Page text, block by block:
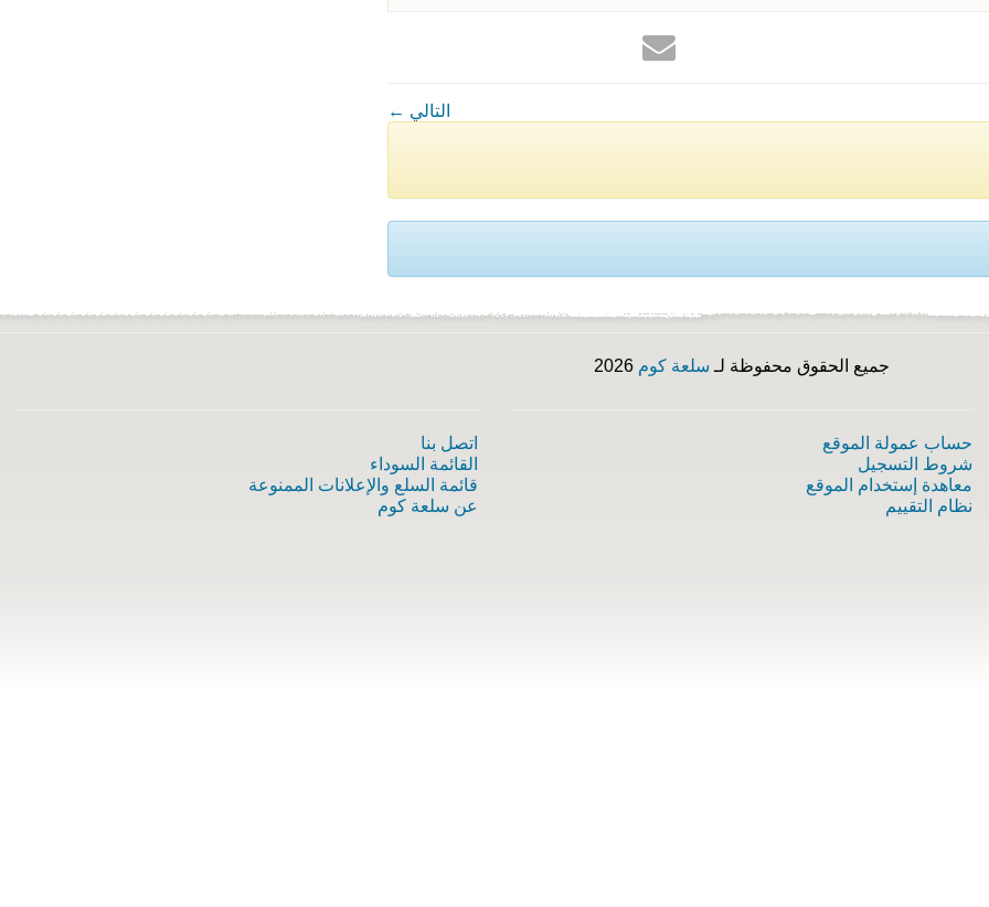
← التالي
جميع الحقوق محفوظة لـ سلعة كوم
حساب عمولة الموقع
شروط التسجيل
معاهدة إستخدام الموقع
نظام التقييم
اتصل بنا
القائمة السوداء
قائمة السلع والإعلانات الممنوعة
عن سلعة كوم